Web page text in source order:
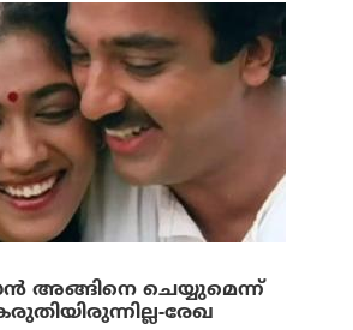
അങ്ങിനെ ചെയ്യുമെന്ന്
രേഖ